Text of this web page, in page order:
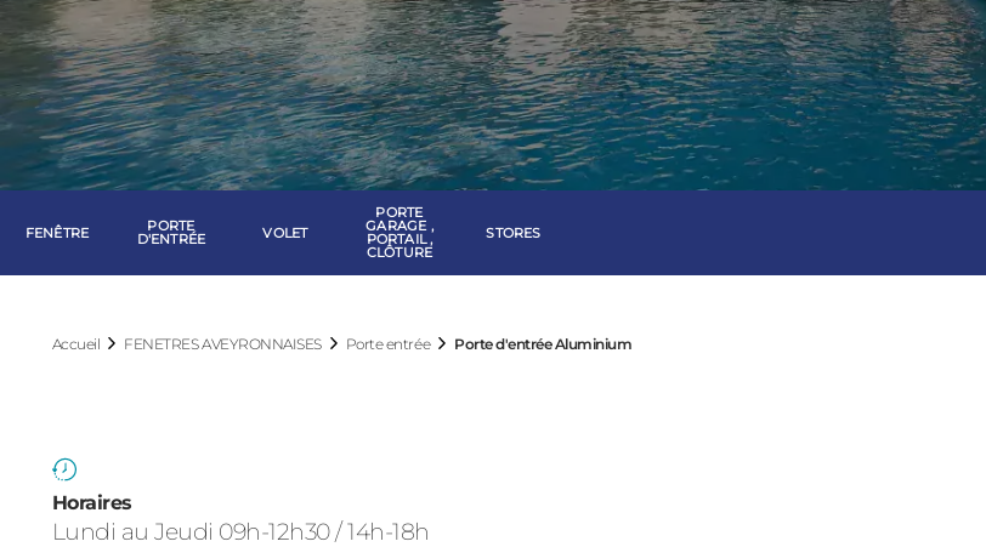
Consulter
FENÊTRE PORTE
D'ENTRÉE VOLET
PORTE
GARAGE ,
PORTAIL ,
CLÔTURE
STORES
Accueil FENETRES AVEYRONNAISES Porte entrée Porte d'entrée Aluminium
Horaires
Lundi au Jeudi 09h-12h30 / 14h-18h